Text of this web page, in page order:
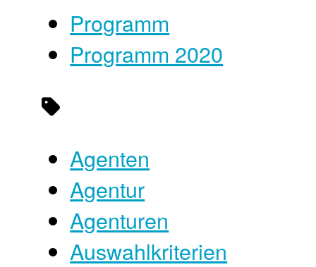
Programm
Programm 2020
Agenten
Agentur
Agenturen
Auswahlkriterien